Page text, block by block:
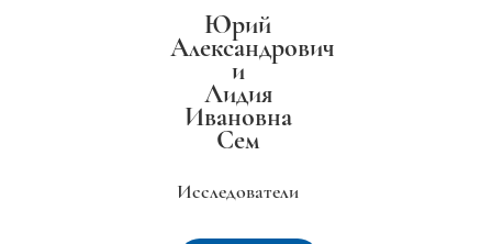
Юрий
Александрович
и
Лидия
Ивановна
Сем
Исследователи